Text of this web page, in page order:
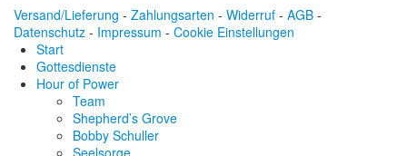
Versand/Lieferung - Zahlungsarten - Widerruf - AGB -
Datenschutz - Impressum - Cookie Einstellungen
Start
Gottesdienste
Hour of Power
Team
Shepherd’s Grove
Bobby Schuller
Seelsorge